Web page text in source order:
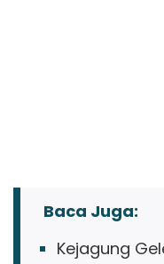
Baca Juga:
Kejagung